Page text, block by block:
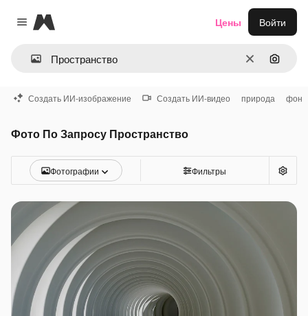
Close menu
Magnific
ОчиститьПоиск
Цены Войти
Создать ИИ-изображение Создать ИИ-видео природа фон
Фото По Запросу Пространство
Фотографии Фильтры